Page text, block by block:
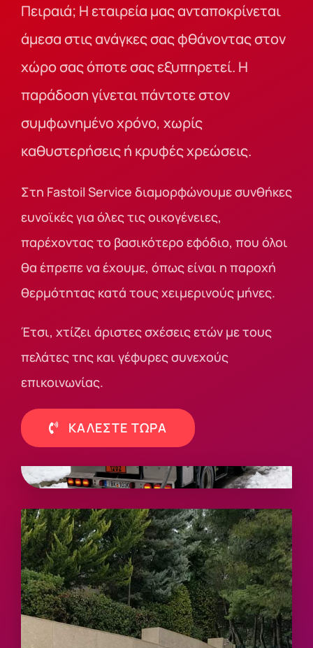
Πειραιά; Η εταιρεία μας ανταποκρίνεται
άμεσα στις ανάγκες σας φθάνοντας στον
χώρο σας όποτε σας εξυπηρετεί. Η
παράδοση γίνεται πάντοτε στον
συμφωνημένο χρόνο, χωρίς
καθυστερήσεις ή κρυφές χρεώσεις.
Στη Fastoil Service διαμορφώνουμε συνθήκες
ευνοϊκές για όλες τις οικογένειες,
παρέχοντας το βασικότερο εφόδιο, που όλοι
θα έπρεπε να έχουμε, όπως είναι η παροχή
θερμότητας κατά τους χειμερινούς μήνες.
Έτσι, χτίζει άριστες σχέσεις ετών με τους
πελάτες της και γέφυρες συνεχούς
επικοινωνίας.
ΚΑΛΕΣΤΕ ΤΩΡΑ